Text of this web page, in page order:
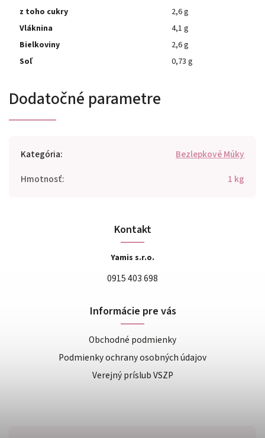
z toho cukry
2,6 g
Vláknina
4,1 g
Bielkoviny
2,6 g
Soľ
0,73 g
Dodatočné parametre
Kategória:
Bezlepkové Múky
Hmotnosť: 1 kg
Kontakt
Yamis s.r.o.
0915 403 698
Informácie pre vás
Obchodné podmienky
Podmienky ochrany osobných údajov
Verejný príslub VSZP